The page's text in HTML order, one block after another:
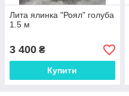
Лита ялинка "Роял" голуба
1.5 м
3 400 ₴
Купити